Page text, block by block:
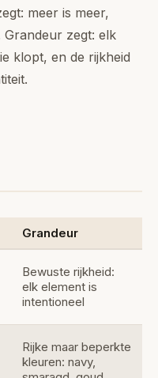
meer is meer,
zegt: elk
klopt, en de rijkheid
Grandeur
Bewuste rijkheid:
elk element is
intentioneel
Rijke maar beperkte
kleuren: navy,